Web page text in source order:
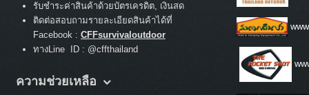
รับชำระค่าสินค้าด้วยบัตรเครดิต, เงินสด
ติดต่อสอบถามรายละเอียดสินค้าได้ที่
Facebook : CFFsurvivaloutdoor
ทางLine ID : @cffthailand
ความช่วยเหลือ